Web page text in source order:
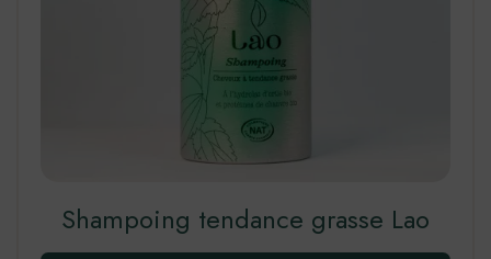
Shampoing tendance grasse Lao